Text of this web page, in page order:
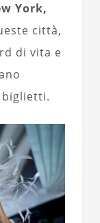
York,
città,
di vita e